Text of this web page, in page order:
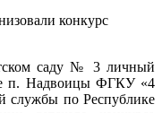
саду № 3 личный
п. Надвоицы ФГКУ «4
службы по Республике